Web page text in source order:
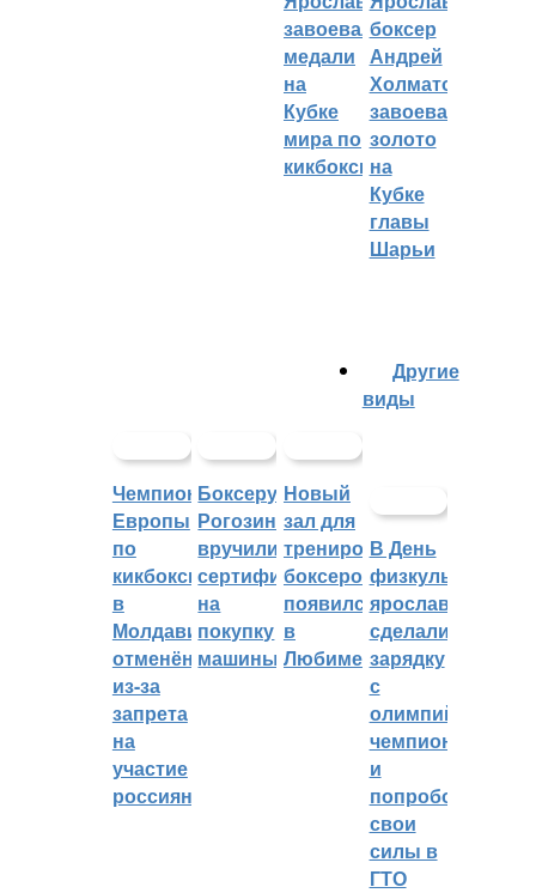
завоевали
медали
на
Кубке
мира по
кикбоксингу
боксер
Андрей
Холматов
завоевал
золото
на
Кубке
главы
Шарьи
Чемпионат
Европы
по
кикбоксингу
в
Молдавии
отменён
из-за
запрета
на
участие
россиян
Боксеру
Рогозину
вручили
сертификат
на
покупку
машины
Новый
зал для
тренировок
боксеров
появился
в
Любиме
Другие
виды
В День
физкультурника
ярославцы
сделали
зарядку
с
олимпийским
чемпионом
и
попробовали
свои
силы в
ГТО